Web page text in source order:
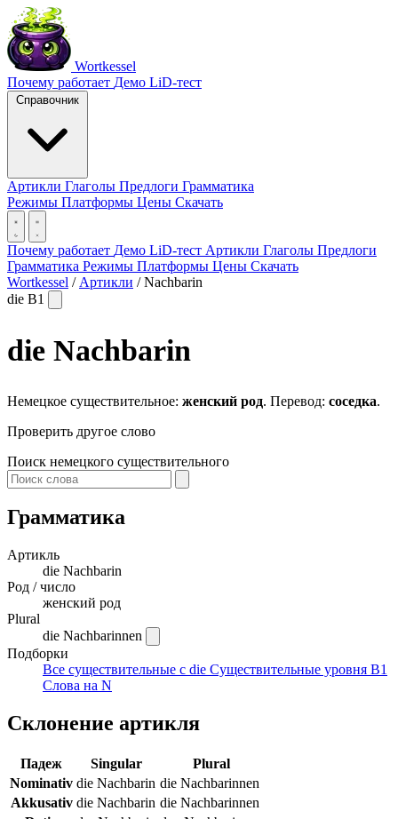
Wortkessel
Почему работает Демо LiD-тест
Справочник
Артикли Глаголы Предлоги Грамматика
Режимы Платформы Цены Скачать
Почему работает Демо LiD-тест Артикли Глаголы Предлоги
Грамматика Режимы Платформы Цены Скачать
Wortkessel / Артикли / Nachbarin
die B1
die Nachbarin
Немецкое существительное: женский род. Перевод: соседка.
Проверить другое слово
Поиск немецкого существительного
Грамматика
Артикль
die Nachbarin
Род / число
женский род
Plural
die Nachbarinnen
Подборки
Все существительные с die Существительные уровня B1
Слова на N
Склонение артикля
Падеж Singular
Plural
Nominativ die Nachbarin die Nachbarinnen
Akkusativ die Nachbarin die Nachbarinnen